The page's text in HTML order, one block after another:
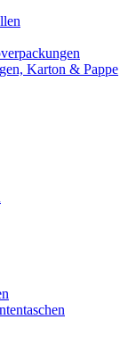
Karton & Pappe